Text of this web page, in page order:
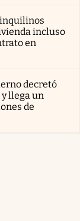
incluso
en
decretó
llega un
de